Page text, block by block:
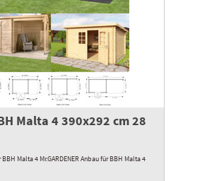
Malta 4 390x292 cm 28
BBH Malta 4 Mr.GARDENER Anbau für BBH Malta 4